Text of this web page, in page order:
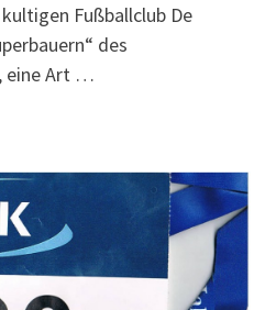
Fußballclub De
des
eine Art …